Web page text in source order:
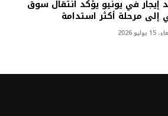
إيجار في يونيو يؤكد انتقال سوق
إلى مرحلة أكثر استدامة
2026